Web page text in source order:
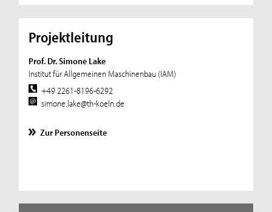
Projektleitung
Prof. Dr. Simone Lake
Institut für Allgemeinen Maschinenbau (IAM)
+49 2261-8196-6292
simone.lake@th-koeln.de
Zur Personenseite